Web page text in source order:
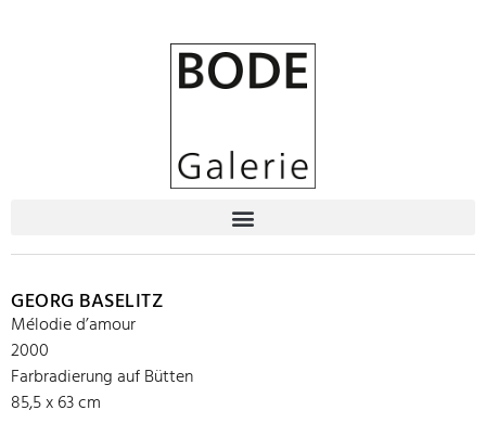
GEORG BASELITZ
Mélodie d’amour
2000
Farbradierung auf Bütten
85,5 x 63 cm